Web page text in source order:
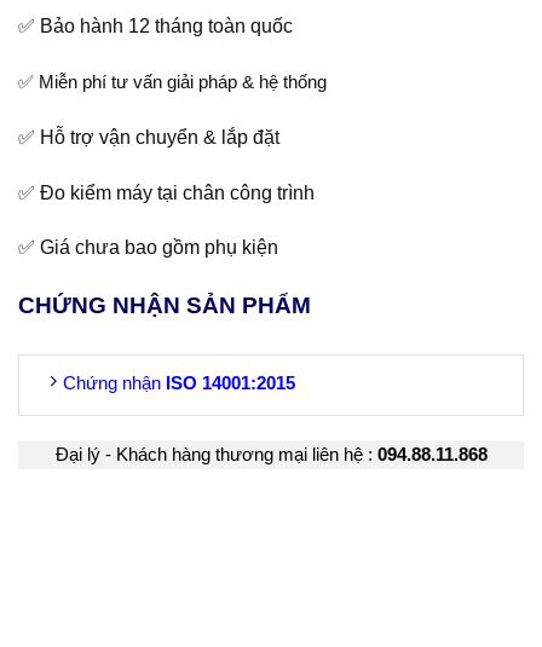
✅ Bảo hành 12 tháng toàn quốc
✅ Miễn phí tư vấn giải pháp & hệ thống
✅ Hỗ trợ vận chuyển & lắp đặt
✅ Đo kiểm máy tại chân công trình
✅ Giá chưa bao gồm phụ kiện
CHỨNG NHẬN SẢN PHẨM
Chứng nhận ISO 14001:2015
Đại lý - Khách hàng thương mại liên hệ : 094.88.11.868